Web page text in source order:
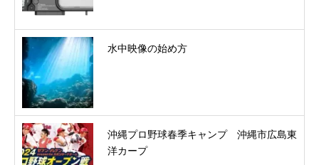
水中映像の始め方
沖縄プロ野球春季キャンプ 沖縄市広島東
洋カープ